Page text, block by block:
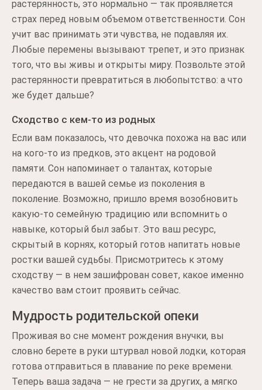
растерянность, это нормально — так проявляется
страх перед новым объемом ответственности. Сон
учит вас принимать эти чувства, не подавляя их.
Любые перемены вызывают трепет, и это признак
того, что вы живы и открыты миру. Позвольте этой
растерянности превратиться в любопытство: а что
же будет дальше?
Сходство с кем-то из родных
Если вам показалось, что девочка похожа на вас или
на кого-то из предков, это акцент на родовой
памяти. Сон напоминает о талантах, которые
передаются в вашей семье из поколения в
поколение. Возможно, пришло время возобновить
какую-то семейную традицию или вспомнить о
навыке, который был забыт. Это ваш ресурс,
скрытый в корнях, который готов напитать новые
ростки вашей судьбы. Присмотритесь к этому
сходству — в нем зашифрован совет, какое именно
качество вам стоит проявить сейчас.
Мудрость родительской опеки
Проживая во сне момент рождения внучки, вы
словно берете в руки штурвал новой лодки, которая
готова отправиться в плавание по реке времени.
Теперь ваша задача — не грести за других, а мягко